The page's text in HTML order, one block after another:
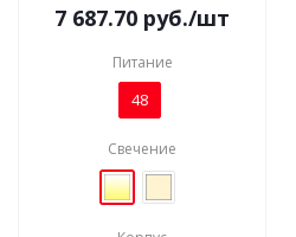
7 687.70 руб./шт
Питание
48
Свечение